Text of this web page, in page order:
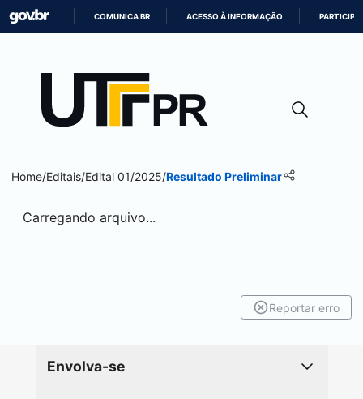
CONTEÚDO
COMUNICA BR ACESSO À INFORMAÇÃO PARTICIPE
Home/Editais/Edital 01/2025/Resultado Preliminar
Carregando arquivo...
Reportar erro
Envolva-se